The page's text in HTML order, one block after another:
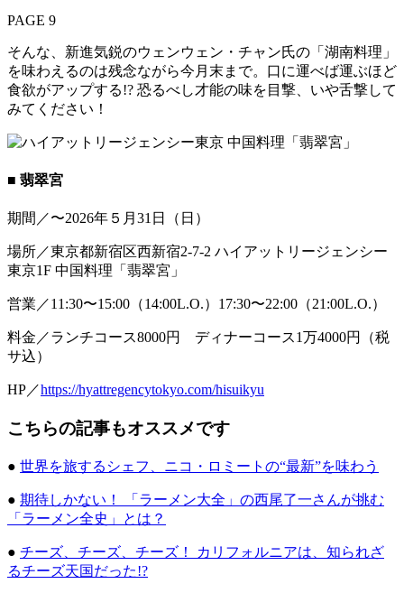
PAGE 9
そんな、新進気鋭のウェンウェン・チャン氏の「湖南料理」
を味わえるのは残念ながら今月末まで。口に運べば運ぶほど
食欲がアップする!? 恐るべし才能の味を目撃、いや舌撃して
みてください！
■ 翡翠宮
期間／〜2026年５月31日（日）
場所／東京都新宿区西新宿2-7-2 ハイアットリージェンシー
東京1F 中国料理「翡翠宮」
営業／11:30〜15:00（14:00L.O.）17:30〜22:00（21:00L.O.）
料金／ランチコース8000円 ディナーコース1万4000円（税
サ込）
HP／https://hyattregencytokyo.com/hisuikyu
こちらの記事もオススメです
● 世界を旅するシェフ、ニコ・ロミートの“最新”を味わう
● 期待しかない！ 「ラーメン大全」の西尾了一さんが挑む
「ラーメン全史」とは？
● チーズ、チーズ、チーズ！ カリフォルニアは、知られざ
るチーズ天国だった!?